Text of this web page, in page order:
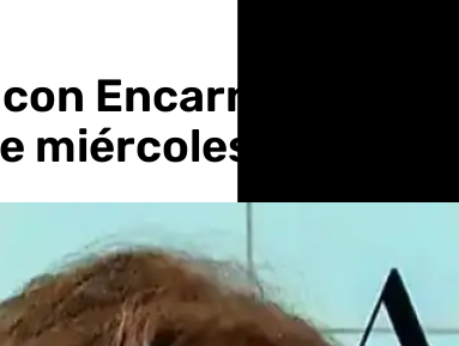
Encarnación
miércoles 9 de